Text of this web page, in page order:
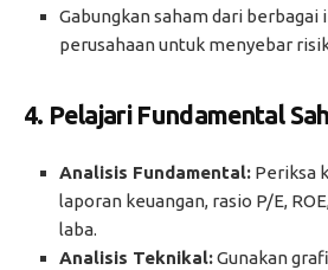
Gabungkan saham dari berbagai
perusahaan untuk menyebar
4. Pelajari Fundamental
Analisis Fundamental: Periksa
laporan keuangan, rasio P/E,
laba.
Analisis Teknikal:Gunakan